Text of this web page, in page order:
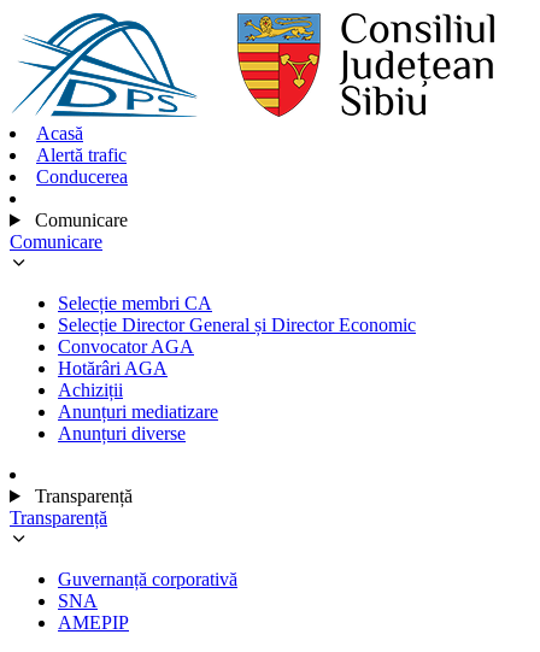
Acasă
Alertă trafic
Conducerea
Comunicare
Comunicare
Selecție membri CA
Selecție Director General și Director Economic
Convocator AGA
Hotărâri AGA
Achiziții
Anunțuri mediatizare
Anunțuri diverse
Transparență
Transparență
Guvernanță corporativă
SNA
AMEPIP